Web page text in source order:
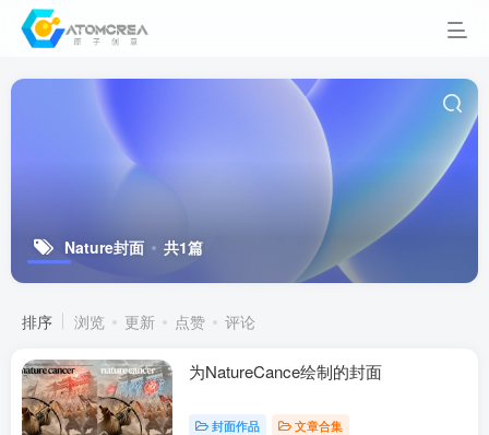
Nature封面 共1篇
排序 浏览 更新 点赞 评论
为NatureCance绘制的封面
封面作品 文章合集